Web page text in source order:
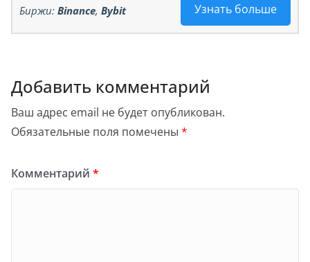
Узнать больше
Биржи: Binance, Bybit
Добавить комментарий
Ваш адрес email не будет опубликован.
Обязательные поля помечены *
Комментарий *